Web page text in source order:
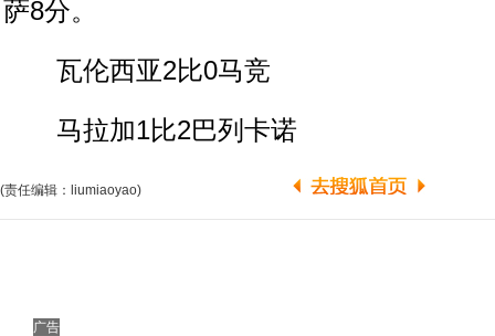
萨8分。
瓦伦西亚2比0马竞
马拉加1比2巴列卡诺
(责任编辑：liumiaoyao)
广告